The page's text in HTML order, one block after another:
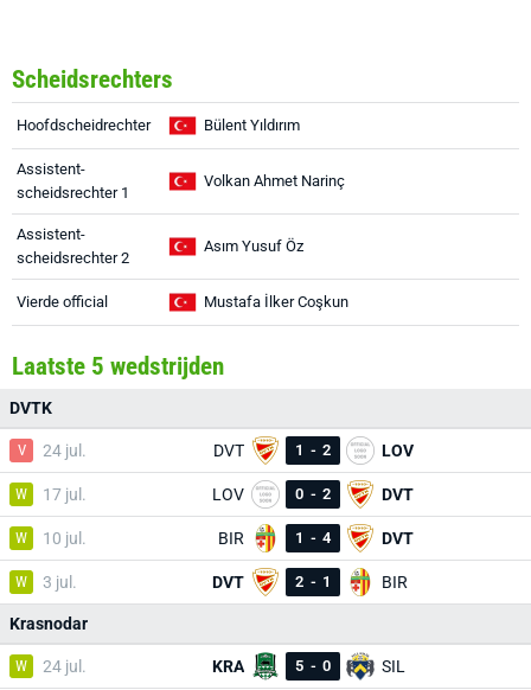
Scheidsrechters
Hoofdscheidrechter Bülent Yıldırım
Assistent-
scheidsrechter 1
Volkan Ahmet Narinç
Assistent-
scheidsrechter 2
Asım Yusuf Öz
Vierde official Mustafa İlker Coşkun
Laatste 5 wedstrijden
DVTK
V 24 jul. DVT 1 - 2 LOV
W 17 jul. LOV 0 - 2 DVT
W 10 jul. BIR 1 - 4 DVT
W 3 jul. DVT 2 - 1 BIR
Krasnodar
W 24 jul. KRA 5 - 0 SIL